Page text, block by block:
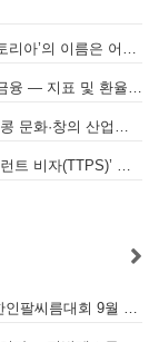
빅토리아 하버, 빅토리아 피크, 빅토리아 파크. '빅토리아’의 이름은 어떻게 온 걸까? - [이승권 원장의 생활칼럼]
[숫자로 보는 홍콩 교민 생활 경제] 제4회: 홍콩의 금융 — 지표 및 환율, MPF 운영 현황
[기획특집] 숫자로 읽는 홍콩 경제 트렌드 제7회 홍콩 문화·창의 산업의 구조와 분야별 동향
[홍콩 비자 안내] 세계적 우수 인재 유치 위한 ‘탑탤런트 비자(TTPS)’ 주요 요건
세계 챔피언 홍지승 선수 홍콩 온다… 제3회 홍콩한인팔씨름대회 9월 12일 개최